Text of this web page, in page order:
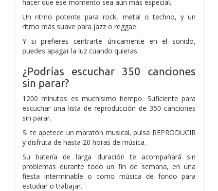
hacer que ese momento sea aún más especial.
Un ritmo potente para rock, metal o techno, y un
ritmo más suave para jazz o reggae.
Y si prefieres centrarte únicamente en el sonido,
puedes apagar la luz cuando quieras.
¿Podrías escuchar 350 canciones
sin parar?
1200 minutos es muchísimo tiempo. Suficiente para
escuchar una lista de reproducción de 350 canciones
sin parar.
Si te apetece un maratón musical, pulsa REPRODUCIR
y disfruta de hasta 20 horas de música.
Su batería de larga duración te acompañará sin
problemas durante todo un fin de semana, en una
fiesta interminable o como música de fondo para
estudiar o trabajar.